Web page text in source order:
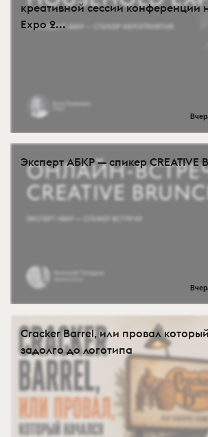
креативной сессии конференции
Expo 2...
Эксперт АБКР — спикер CREATIVE
Cracker Barrel, или провал
задолго до логотипа